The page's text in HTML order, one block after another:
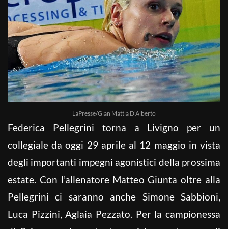
LaPresse/Gian Mattia D'Alberto
Federica Pellegrini torna a Livigno per un
collegiale da oggi 29 aprile al 12 maggio in vista
degli importanti impegni agonistici della prossima
estate. Con l’allenatore Matteo Giunta oltre alla
Pellegrini ci saranno anche Simone Sabbioni,
Luca Pizzini, Aglaia Pezzato. Per la campionessa